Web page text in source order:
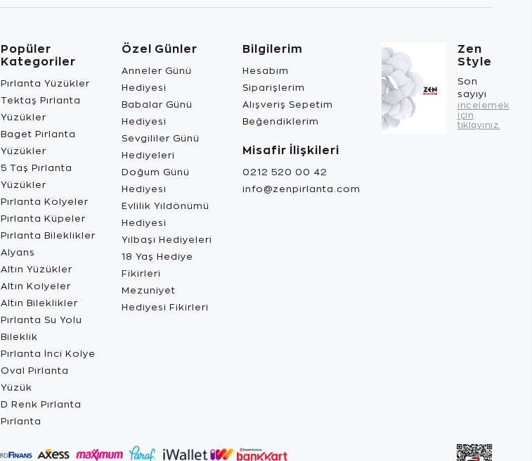
Popüler
Kategoriler
Pırlanta Yüzükler
Tektaş Pırlanta
Yüzükler
Baget Pırlanta
Yüzükler
5 Taş Pırlanta
Yüzükler
Pırlanta Kolyeler
Pırlanta Küpeler
Pırlanta Bileklikler
Alyans
Altın Yüzükler
Altın Kolyeler
Altın Bileklikler
Pırlanta Su Yolu
Bileklik
Pırlanta İnci Kolye
Oval Pırlanta
Yüzük
D Renk Pırlanta
Pırlanta
Özel Günler
Anneler Günü
Hediyesi
Babalar Günü
Hediyesi
Sevgililer Günü
Hediyeleri
Doğum Günü
Hediyesi
Evlilik Yıldönümü
Hediyesi
Yılbaşı Hediyeleri
18 Yaş Hediye
Fikirleri
Mezuniyet
Hediyesi Fikirleri
Bilgilerim
Hesabım
Siparişlerim
Alışveriş Sepetim
Beğendiklerim
Misafir İlişkileri
0212 520 00 42
info@zenpirlanta.com
Zen
Style
Son
sayıyı
incelemek
için
tıklayınız.